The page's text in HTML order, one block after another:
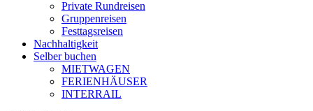
Private Rundreisen
Gruppenreisen
Festtagsreisen
Nachhaltigkeit
Selber buchen
MIETWAGEN
FERIENHÄUSER
INTERRAIL